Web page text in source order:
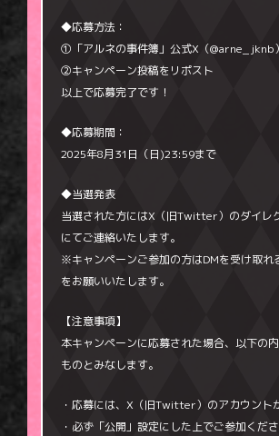
◆応募方法：
①「アルネの事件簿」公式X（@arne_jknb
②キャンペーン投稿をリポスト
以上で応募完了です！
◆応募期間：
2025年8月31日（日)23:59まで
◆当選発表
当選された方にはX（旧Twitter）のダイレ
にてご連絡いたします。
※キャンペーンご参加の方はDMを受け取れ
をお願いいたします。
【注意事項】
本キャンペーンに応募された場合、以下の
ものとみなします。
・応募には、X（旧Twitter）のアカウント
・必ず「公開」設定にした上でご参加くだ